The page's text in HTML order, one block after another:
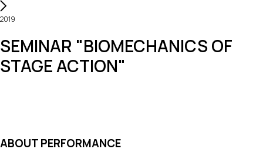
2019
SEMINAR "BIOMECHANICS OF
STAGE ACTION"
ABOUT PERFORMANCE